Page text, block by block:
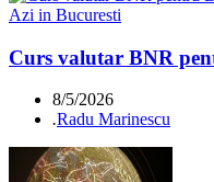
Azi in Bucuresti
Curs valutar BNR
8/5/2026
.Radu Marinescu